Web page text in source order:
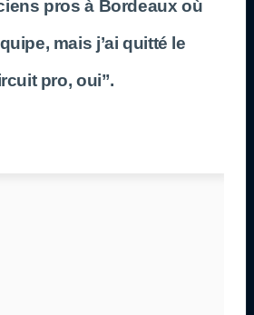
pros à Bordeaux où
mais j’ai quitté le
pro, oui”.